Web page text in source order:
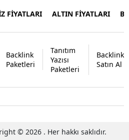
FİYATLARI ALTIN FİYATLARI
Backlink
Paketleri
Tanıtım
Yazısı
Paketleri
Backlink
Satın Al
© 2026 . Her hakkı saklıdır.